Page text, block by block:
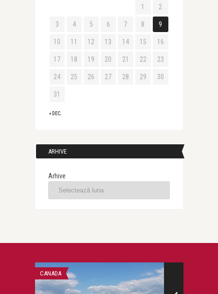
« DEC.
1 2
3 4 5 6 7 8 9
10 11 12 13 14 15 16
17 18 19 20 21 22 23
24 25 26 27 28 29 30
31
ARHIVE
Arhive
CANADA